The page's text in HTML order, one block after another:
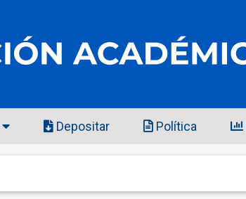
Depositar Política